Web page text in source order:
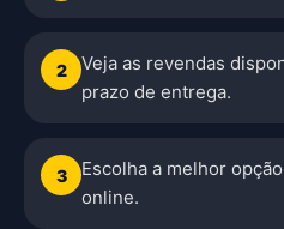
2
Veja as revendas
prazo de entrega.
3
Escolha a melhor
online.